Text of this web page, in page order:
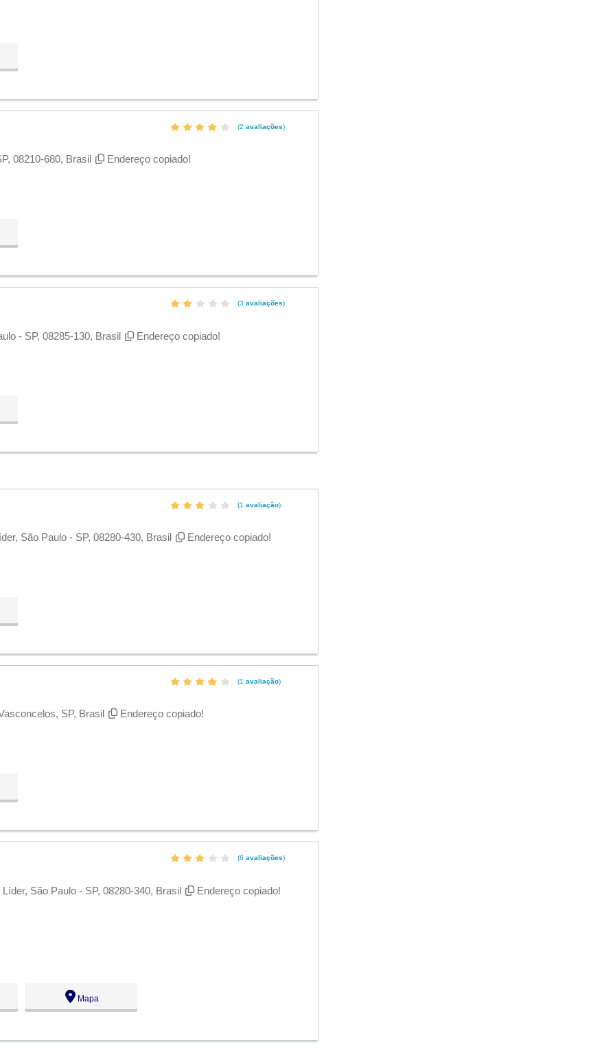
(2 avaliações)
08210-680, Brasil Endereço copiado!
(3 avaliações)
- SP, 08285-130, Brasil Endereço copiado!
(1 avaliação)
São Paulo - SP, 08280-430, Brasil Endereço copiado!
(1 avaliação)
SP, Brasil Endereço copiado!
(6 avaliações)
São Paulo - SP, 08280-340, Brasil Endereço copiado!
Mapa